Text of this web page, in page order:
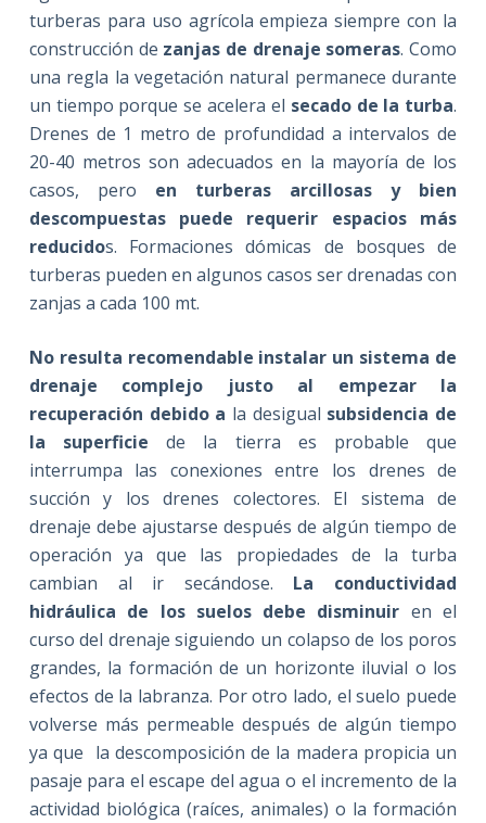
turberas para uso agrícola empieza siempre con la
construcción de zanjas de drenaje someras. Como
una regla la vegetación natural permanece durante
un tiempo porque se acelera el secado de la turba.
Drenes de 1 metro de profundidad a intervalos de
20-40 metros son adecuados en la mayoría de los
casos, pero en turberas arcillosas y bien
descompuestas puede requerir espacios más
reducidos. Formaciones dómicas de bosques de
turberas pueden en algunos casos ser drenadas con
zanjas a cada 100 mt.
No resulta recomendable instalar un sistema de
drenaje complejo justo al empezar la
recuperación debido a la desigual subsidencia de
la superficie de la tierra es probable que
interrumpa las conexiones entre los drenes de
succión y los drenes colectores. El sistema de
drenaje debe ajustarse después de algún tiempo de
operación ya que las propiedades de la turba
cambian al ir secándose. La conductividad
hidráulica de los suelos debe disminuir en el
curso del drenaje siguiendo un colapso de los poros
grandes, la formación de un horizonte iluvial o los
efectos de la labranza. Por otro lado, el suelo puede
volverse más permeable después de algún tiempo
ya que la descomposición de la madera propicia un
pasaje para el escape del agua o el incremento de la
actividad biológica (raíces, animales) o la formación